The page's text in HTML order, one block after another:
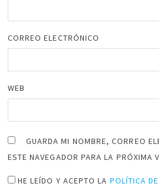
CORREO ELECTRÓNICO
WEB
GUARDA MI NOMBRE, CORREO
ESTE NAVEGADOR PARA LA PRÓXIMA
HE LEÍDO Y ACEPTO LA POLÍTICA